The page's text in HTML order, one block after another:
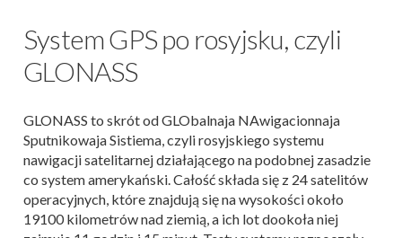
System GPS po rosyjsku, czyli
GLONASS
GLONASS to skrót od GLObalnaja NAwigacionnaja
Sputnikowaja Sistiema, czyli rosyjskiego systemu
nawigacji satelitarnej działającego na podobnej zasadzie
co system amerykański. Całość składa się z 24 satelitów
operacyjnych, które znajdują się na wysokości około
19100 kilometrów nad ziemią, a ich lot dookoła niej